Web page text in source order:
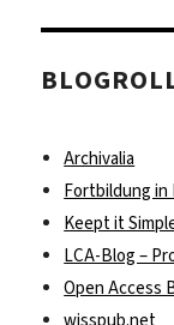
Archivalia
Fortbildung
Keept it
LCA-Blog –
Open Access